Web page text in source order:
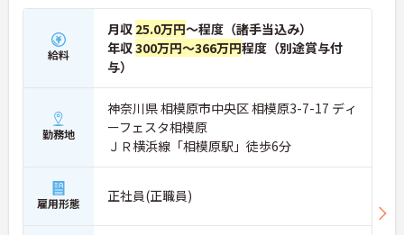
給料
月収 25.0万円～程度（諸手当込み）
年収300万円～366万円程度（別途賞与付
与）
勤務地
神奈川県 相模原市中央区 相模原3-7-17 ディ
ーフェスタ相模原
ＪＲ横浜線「相模原駅」徒歩6分
雇用形態 正社員(正職員)